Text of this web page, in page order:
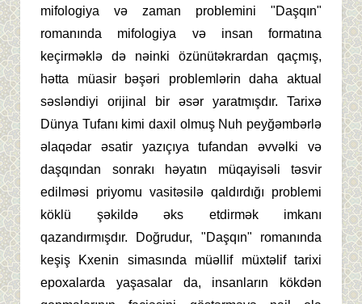
mifologiya və zaman problemini "Daşqın"
romanında mifologiya və insan formatına
keçirməklə də nəinki özünütəkrardan qaçmış,
hətta müasir bəşəri problemlərin daha aktual
səsləndiyi orijinal bir əsər yaratmışdır. Tarixə
Dünya Tufanı kimi daxil olmuş Nuh peyğəmbərlə
əlaqədar əsatir yazıçıya tufandan əvvəlki və
daşqından sonrakı həyatın müqayisəli təsvir
edilməsi priyomu vasitəsilə qaldırdığı problemi
köklü şəkildə əks etdirmək imkanı
qazandırmışdır. Doğrudur, "Daşqın" romanında
keşiş Kxenin simasında müəllif müxtəlif tarixi
epoxalarda yaşasalar da, insanların kökdən